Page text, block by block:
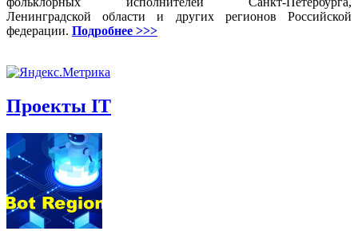
Ленинградской области и других регионов Российской
федерации. Подробнее >>>
Проекты IT